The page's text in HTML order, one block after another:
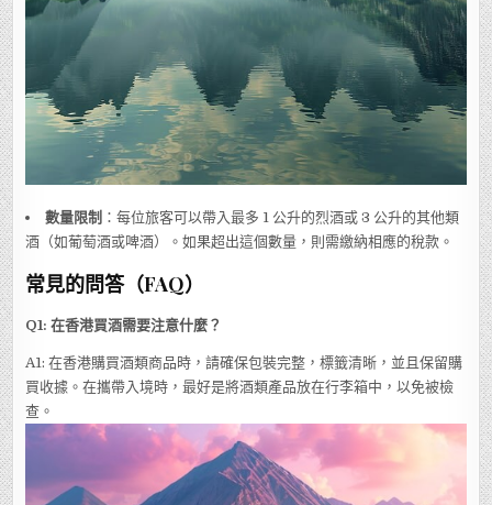
數量限制 ：每位旅客可以帶入最多 1 公升的烈酒或 3 公升的其他類
酒（如葡萄酒或啤酒）。如果超出這個數量，則需繳納相應的稅款。
常見的問答（FAQ）
Q1: 在香港買酒需要注意什麼？
A1: 在香港購買酒類商品時，請確保包裝完整，標籤清晰，並且保留購
買收據。在攜帶入境時，最好是將酒類產品放在行李箱中，以免被檢
查。